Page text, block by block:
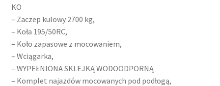
KO
– Zaczep kulowy 2700 kg,
– Koła 195/50RC,
– Koło zapasowe z mocowaniem,
– Wciągarka,
– WYPEŁNIONA SKLEJKĄ WODOODPORNĄ
– Komplet najazdów mocowanych pod podłogą,